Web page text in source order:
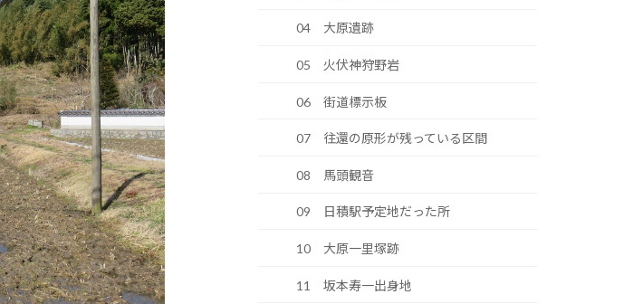
04 大原遺跡
05 火伏神狩野岩
06 街道標示板
07 往還の原形が残っている区間
08 馬頭観音
09 日積駅予定地だった所
10 大原一里塚跡
11 坂本寿一出身地